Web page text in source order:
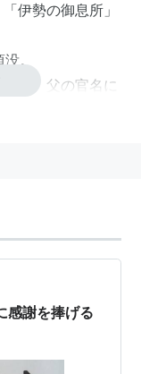
伊勢の御息所」
。
で、父の官名に
務を産んだ。
二十二首、『後
て高く評価され
世を過ぐし
感謝を捧げる